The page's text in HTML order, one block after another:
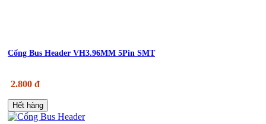
Cổng Bus Header VH3.96MM 5Pin SMT
2.800 đ
Hết hàng